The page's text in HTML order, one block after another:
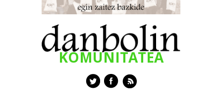
KOMUNITATEA